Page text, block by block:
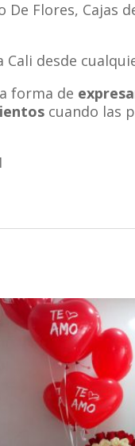
Flores, Cajas
Cali desde
forma de
cuando las